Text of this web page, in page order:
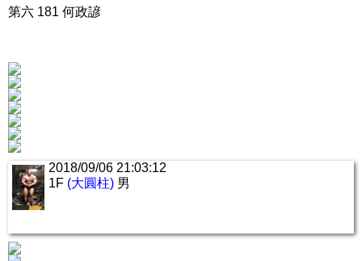
第六 181 何政諺
2018/09/06 21:03:12
1F (大圓柱) 男